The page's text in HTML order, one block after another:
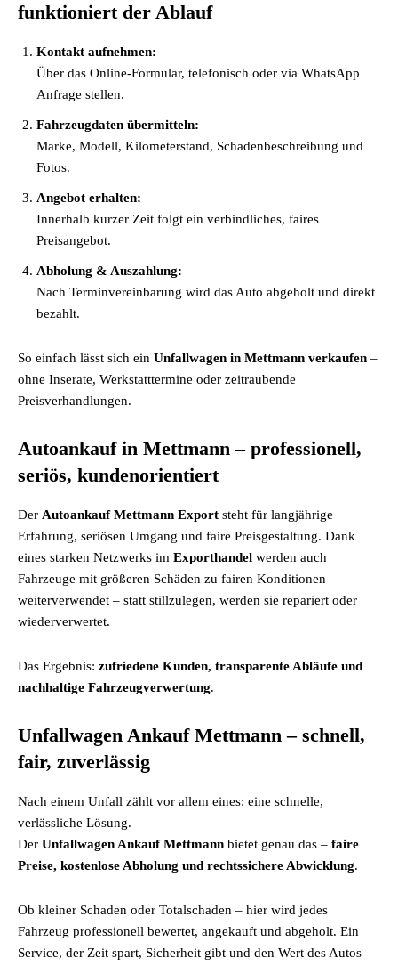
funktioniert der Ablauf
Kontakt aufnehmen:
Über das Online-Formular, telefonisch oder via WhatsApp
Anfrage stellen.
Fahrzeugdaten übermitteln:
Marke, Modell, Kilometerstand, Schadenbeschreibung und
Fotos.
Angebot erhalten:
Innerhalb kurzer Zeit folgt ein verbindliches, faires
Preisangebot.
Abholung & Auszahlung:
Nach Terminvereinbarung wird das Auto abgeholt und direkt
bezahlt.
So einfach lässt sich ein Unfallwagen in Mettmann verkaufen –
ohne Inserate, Werkstatttermine oder zeitraubende
Preisverhandlungen.
Autoankauf in Mettmann – professionell,
seriös, kundenorientiert
Der Autoankauf Mettmann Export steht für langjährige
Erfahrung, seriösen Umgang und faire Preisgestaltung. Dank
eines starken Netzwerks im Exporthandel werden auch
Fahrzeuge mit größeren Schäden zu fairen Konditionen
weiterverwendet – statt stillzulegen, werden sie repariert oder
wiederverwertet.
Das Ergebnis: zufriedene Kunden, transparente Abläufe und
nachhaltige Fahrzeugverwertung.
Unfallwagen Ankauf Mettmann – schnell,
fair, zuverlässig
Nach einem Unfall zählt vor allem eines: eine schnelle,
verlässliche Lösung.
Der Unfallwagen Ankauf Mettmann bietet genau das – faire
Preise, kostenlose Abholung und rechtssichere Abwicklung.
Ob kleiner Schaden oder Totalschaden – hier wird jedes
Fahrzeug professionell bewertet, angekauft und abgeholt. Ein
Service, der Zeit spart, Sicherheit gibt und den Wert des Autos